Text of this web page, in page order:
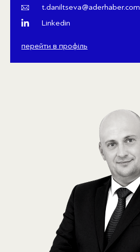
t.daniltseva@aderhaber.com
Linkedin
перейти в профіль